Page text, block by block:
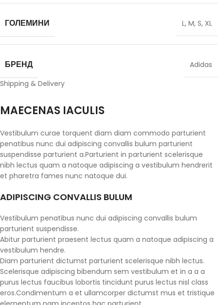
ГОЛЕМИНИ L, M, S, XL
БРЕНД
Adidas
Shipping & Delivery
MAECENAS IACULIS
Vestibulum curae torquent diam diam commodo parturient
penatibus nunc dui adipiscing convallis bulum parturient
suspendisse parturient a.Parturient in parturient scelerisque
nibh lectus quam a natoque adipiscing a vestibulum hendrerit
et pharetra fames nunc natoque dui.
ADIPISCING CONVALLIS BULUM
Vestibulum penatibus nunc dui adipiscing convallis bulum
parturient suspendisse.
Abitur parturient praesent lectus quam a natoque adipiscing a
vestibulum hendre.
Diam parturient dictumst parturient scelerisque nibh lectus.
Scelerisque adipiscing bibendum sem vestibulum et in a a a
purus lectus faucibus lobortis tincidunt purus lectus nisl class
eros.Condimentum a et ullamcorper dictumst mus et tristique